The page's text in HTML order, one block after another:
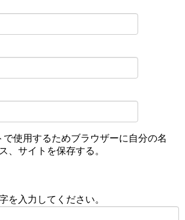
で使用するためブラウザーに自分の名
、サイトを保存する。
を入力してください。